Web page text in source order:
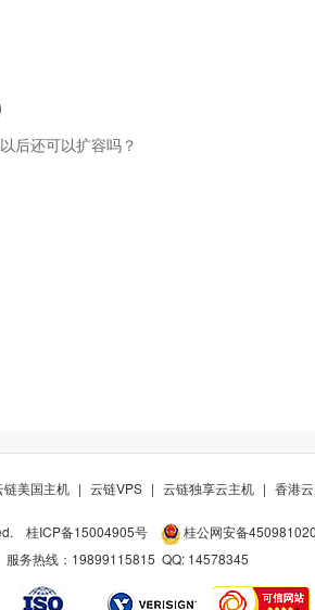
后还可以扩容吗？
链美国主机 | 云链VPS | 云链独享云主机 | 香港
桂ICP备15004905号
桂公网安备
服务热线：19899115815 QQ: 14578345